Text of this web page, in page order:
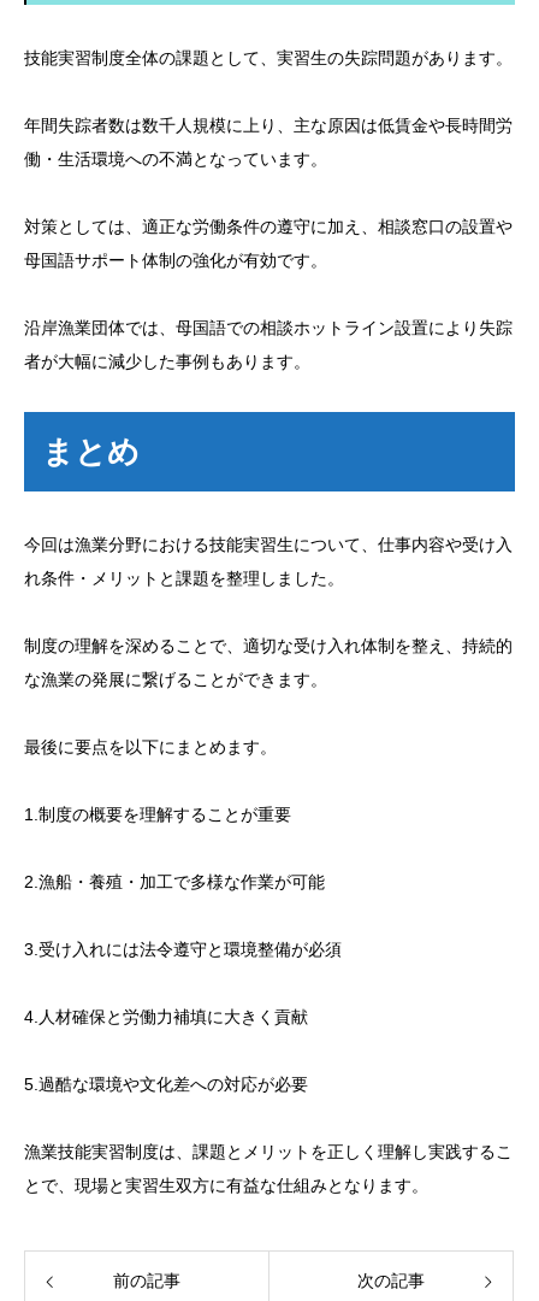
技能実習制度全体の課題として、実習生の失踪問題があります。
年間失踪者数は数千人規模に上り、主な原因は低賃金や長時間労
働・生活環境への不満となっています。
対策としては、適正な労働条件の遵守に加え、相談窓口の設置や
母国語サポート体制の強化が有効です。
沿岸漁業団体では、母国語での相談ホットライン設置により失踪
者が大幅に減少した事例もあります。
まとめ
今回は漁業分野における技能実習生について、仕事内容や受け入
れ条件・メリットと課題を整理しました。
制度の理解を深めることで、適切な受け入れ体制を整え、持続的
な漁業の発展に繋げることができます。
最後に要点を以下にまとめます。
1.制度の概要を理解することが重要
2.漁船・養殖・加工で多様な作業が可能
3.受け入れには法令遵守と環境整備が必須
4.人材確保と労働力補填に大きく貢献
5.過酷な環境や文化差への対応が必要
漁業技能実習制度は、課題とメリットを正しく理解し実践するこ
とで、現場と実習生双方に有益な仕組みとなります。
前の記事 次の記事